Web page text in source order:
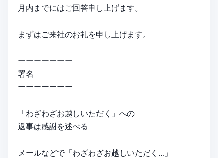
月内までにはご回答申し上げます。
まずはご来社のお礼を申し上げます。
ーーーーーーー
署名
ーーーーーーー
「わざわざお越しいただく」への
返事は感謝を述べる
メールなどで「わざわざお越しいただく…」